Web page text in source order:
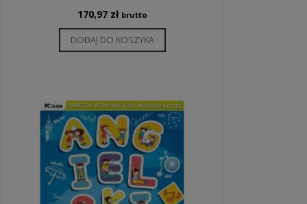
170,97 zł brutto
DODAJ DO KOSZYKA